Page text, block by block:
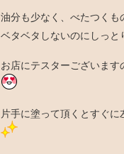
油分も少なく、べたつくも
ベタベタしないのにしっと
お店にテスターございま
片手に塗って頂くとすぐ